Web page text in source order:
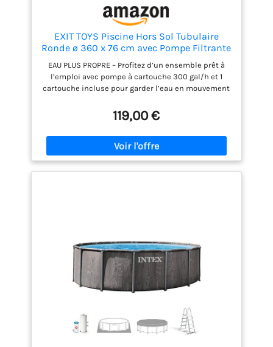
EXIT TOYS Piscine Hors Sol Tubulaire
Ronde ø 360 x 76 cm avec Pompe Filtrante
– pour Enfants – Structure Stable –
Certifiée TÜV CE en 16582 – Stone Pool –
Gris
EAU PLUS PROPRE – Profitez d’un ensemble prêt à
l’emploi avec pompe à cartouche 300 gal/h et 1
cartouche incluse pour garder l’eau en mouvement
BIEN EN PLACE – La structure en acier thermolaqué
et les pieds solides assurent une excellente
stabilité dans le jardin et sont conçus pour
accompagner plusieurs saisons de baignade.
FORMAT FAMILIAL – Avec un diamètre de 360 cm, une
hauteur de 76 cm et une capacité de 6125 litres à 90
surveillance d’un adulte. ACHAT RASSURANT – EXIT
Toys offre 2 ans de garantie légale UE; pièces
détachées et accessoires compatibles disponibles.
119,00 €